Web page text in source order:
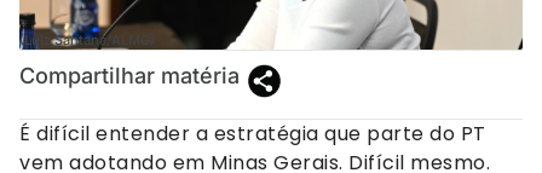
(Luiz Santana/ALMG)
Compartilhar matéria
É difícil entender a estratégia que parte do PT
vem adotando em Minas Gerais. Difícil mesmo.